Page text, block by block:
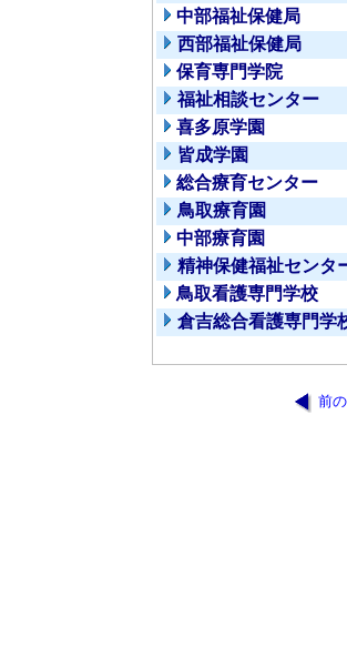
中部福祉保健局
西部福祉保健局
保育専門学院
福祉相談センター
喜多原学園
皆成学園
総合療育センター
鳥取療育園
中部療育園
精神保健福祉センタ
鳥取看護専門学校
倉吉総合看護専門学
前